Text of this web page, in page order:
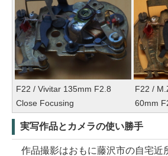
F22 / Vivitar 135mm F2.8
Close Focusing
F22 /
60mm
実写作品とカメラの使い勝手
作品撮影はおもに藤沢市の自宅近